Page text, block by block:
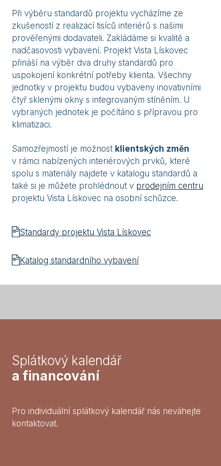
Při výběru standardů projektu vycházíme ze
zkušeností z realizací tisíců interiérů s našimi
prověřenými dodavateli. Zakládáme si kvalitě a
nadčasovosti vybavení. Projekt Vista Lískovec
přináší na výběr dva druhy standardů pro
uspokojení konkrétní potřeby klienta. Všechny
jednotky v projektu budou vybaveny inovativními
čtyř sklenými okny s integrovaným stíněním. U
vybraných jednotek je počítáno s přípravou pro
klimatizaci.
Samozřejmostí je možnost klientských změn
v rámci nabízených interiérových prvků, které
spolu s materiály najdete v katalogu standardů a
také si je můžete prohlédnout v prodejním centru
projektu Vista Lískovec na osobní schůzce.
Standardy projektu Vista Lískovec
Katalog standardního vybavení
Splátkový kalendář
a financování
Pro individuální splátkový kalendář nás neváhejte
kontaktovat.